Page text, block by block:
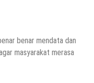
benar mendata dan
masyarakat merasa